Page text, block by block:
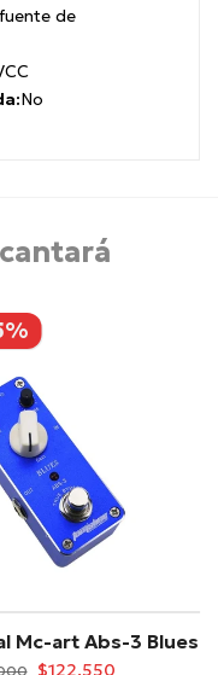
de
No
Mc-art Abs-3 Blues
$122.550